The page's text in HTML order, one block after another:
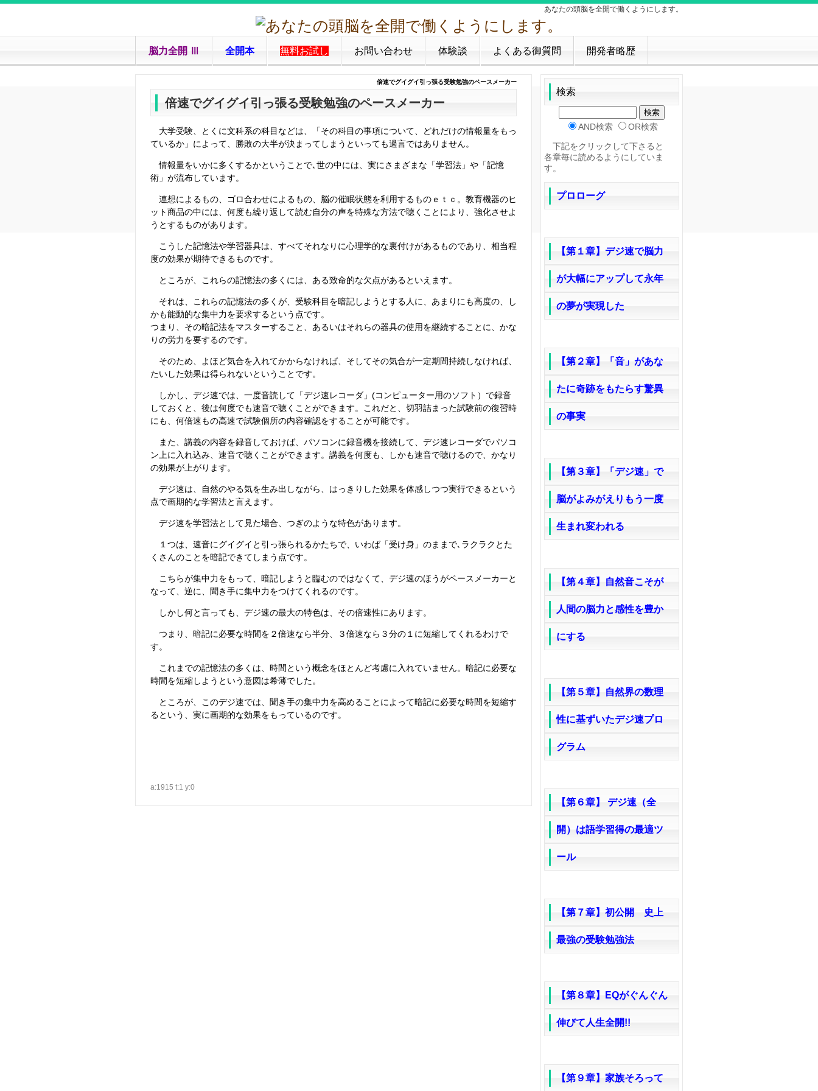
あなたの頭脳を全開で働くようにします。
脳力全開 Ⅲ 全開本 無料お試し お問い合わせ 体験談 よくある御質問 開発者略歴
倍速でグイグイ引っ張る受験勉強のペースメーカー
倍速でグイグイ引っ張る受験勉強のペースメーカー
大学受験、とくに文科系の科目などは、「その科目の事項について、どれだけの情報量をもっ
ているか」によって、勝敗の大半が決まってしまうといっても過言ではありません。
情報量をいかに多くするかということで､世の中には、実にさまざまな「学習法」や「記憶
術」が流布しています。
連想によるもの、ゴロ合わせによるもの、脳の催眠状態を利用するものｅｔｃ。教育機器のヒ
ット商品の中には、何度も繰り返して読む自分の声を特殊な方法で聴くことにより、強化させよ
うとするものがあります。
こうした記憶法や学習器具は、すべてそれなりに心理学的な裏付けがあるものであり、相当程
度の効果が期待できるものです。
ところが、これらの記憶法の多くには、ある致命的な欠点があるといえます。
それは、これらの記憶法の多くが、受験科目を暗記しようとする人に、あまりにも高度の、し
かも能動的な集中力を要求するという点です。
つまり、その暗記法をマスターすること、あるいはそれらの器具の使用を継続することに、かな
りの労力を要するのです。
そのため、よほど気合を入れてかからなければ、そしてその気合が一定期間持続しなければ、
たいした効果は得られないということです。
しかし、デジ速では、一度音読して「デジ速レコーダ」(コンピューター用のソフト）で録音
しておくと、後は何度でも速音で聴くことができます。これだと、切羽詰まった試験前の復習時
にも、何倍速もの高速で試験個所の内容確認をすることが可能です。
また、講義の内容を録音しておけば、パソコンに録音機を接続して、デジ速レコーダでパソコ
ン上に入れ込み、速音で聴くことができます。講義を何度も、しかも速音で聴けるので、かなり
の効果が上がります。
デジ速は、自然のやる気を生み出しながら、はっきりした効果を体感しつつ実行できるという
点で画期的な学習法と言えます。
デジ速を学習法として見た場合、つぎのような特色があります。
１つは、速音にグイグイと引っ張られるかたちで、いわば「受け身」のままで､ラクラクとた
くさんのことを暗記できてしまう点です。
こちらが集中力をもって、暗記しようと臨むのではなくて、デジ速のほうがペースメーカーと
なって、逆に、聞き手に集中力をつけてくれるのです。
しかし何と言っても、デジ速の最大の特色は、その倍速性にあります。
つまり、暗記に必要な時間を２倍速なら半分、３倍速なら３分の１に短縮してくれるわけで
す。
これまでの記憶法の多くは、時間という概念をほとんど考慮に入れていません。暗記に必要な
時間を短縮しようという意図は希薄でした。
ところが、このデジ速では、聞き手の集中力を高めることによって暗記に必要な時間を短縮す
るという、実に画期的な効果をもっているのです。
a:1915 t:1 y:0
検索
AND検索
OR検索
下記をクリックして下さると
各章毎に読めるようにしていま
す。
プロローグ
【第１章】デジ速で脳力
が大幅にアップして永年
の夢が実現した
【第２章】「音」があな
たに奇跡をもたらす驚異
の事実
【第３章】「デジ速」で
脳がよみがえりもう一度
生まれ変われる
【第４章】自然音こそが
人間の脳力と感性を豊か
にする
【第５章】自然界の数理
性に基ずいたデジ速プロ
グラム
【第６章】 デジ速（全
開）は語学習得の最適ツ
ール
【第７章】初公開 史上
最強の受験勉強法
【第８章】EQがぐんぐん
伸びて人生全開!!
【第９章】家族そろって